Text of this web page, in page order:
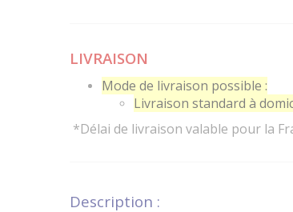
LIVRAISON
Mode de livraison possible :
Livraison standard à
*Délai de livraison valable pour la
Description :